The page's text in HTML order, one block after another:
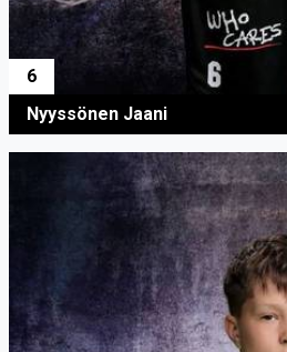
6
Nyyssönen Jaani